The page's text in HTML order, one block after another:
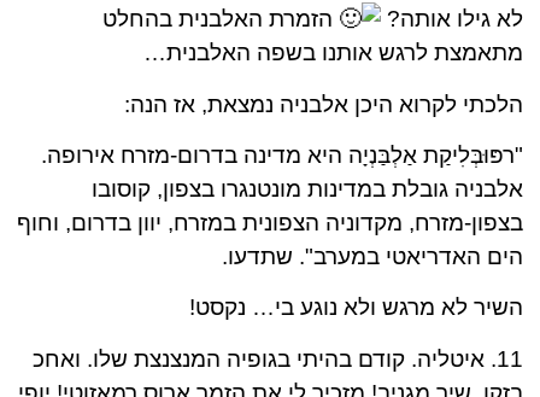
לא גילו אותה?
הזמרת האלבנית בהחלט
מתאמצת לרגש אותנו בשפה האלבנית…
הלכתי לקרוא היכן אלבניה נמצאת, אז הנה:
"רפּוּבְּלִיקַת אַלְבַּנְיָה היא מדינה בדרום-מזרח אירופה.
אלבניה גובלת במדינות מונטנגרו בצפון, קוסובו
בצפון-מזרח, מקדוניה הצפונית במזרח, יוון בדרום, וחוף
הים האדריאטי במערב". שתדעו.
השיר לא מרגש ולא נוגע בי… נקסט!
11. איטליה. קודם בהיתי בגופיה המנצנצת שלו. ואחכ